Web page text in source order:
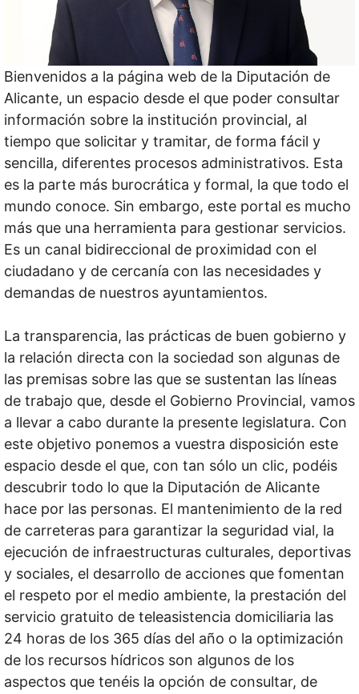
Bienvenidos a la página web de la Diputación de
Alicante, un espacio desde el que poder consultar
información sobre la institución provincial, al
tiempo que solicitar y tramitar, de forma fácil y
sencilla, diferentes procesos administrativos. Esta
es la parte más burocrática y formal, la que todo el
mundo conoce. Sin embargo, este portal es mucho
más que una herramienta para gestionar servicios.
Es un canal bidireccional de proximidad con el
ciudadano y de cercanía con las necesidades y
demandas de nuestros ayuntamientos.
La transparencia, las prácticas de buen gobierno y
la relación directa con la sociedad son algunas de
las premisas sobre las que se sustentan las líneas
de trabajo que, desde el Gobierno Provincial, vamos
a llevar a cabo durante la presente legislatura. Con
este objetivo ponemos a vuestra disposición este
espacio desde el que, con tan sólo un clic, podéis
descubrir todo lo que la Diputación de Alicante
hace por las personas. El mantenimiento de la red
de carreteras para garantizar la seguridad vial, la
ejecución de infraestructuras culturales, deportivas
y sociales, el desarrollo de acciones que fomentan
el respeto por el medio ambiente, la prestación del
servicio gratuito de teleasistencia domiciliaria las
24 horas de los 365 días del año o la optimización
de los recursos hídricos son algunos de los
aspectos que tenéis la opción de consultar, de